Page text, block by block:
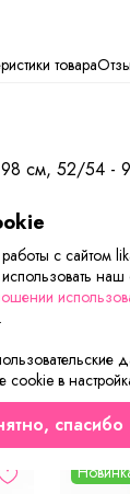
товара
см, 52/54 -
платье
спинке.
рукав.
сайте
с сайтом
наш
.
cookie в
спасибо